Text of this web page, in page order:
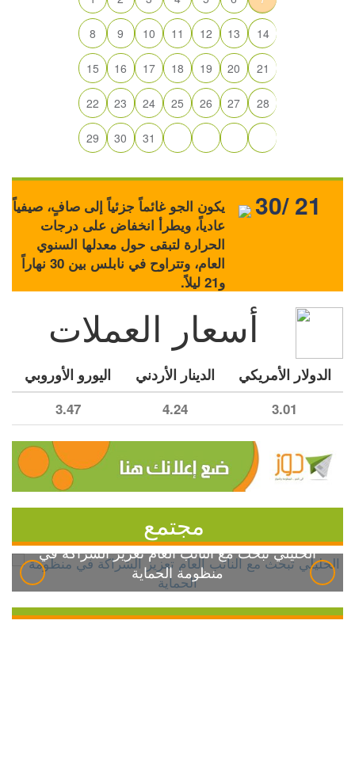
8 9 10 11 12 13 14
15 16 17 18 19 20 21
22 23 24 25 26 27 28
29 30 31
يكون الجو غائماً جزئياً إلى صافٍ، صيفياً
عادياً، ويطرأ انخفاض على درجات
الحرارة لتبقى حول معدلها السنوي
العام، وتتراوح في نابلس بين 30 نهاراً
و21 ليلاً.
30/ 21
أسعار العملات
الدولار الأمريكي الدينار الأردني اليورو الأوروبي
3.01
4.24
3.47
مجتمع
الخليلي تبحث مع النائب العام تعزيز الشراكة في
منظومة الحماية